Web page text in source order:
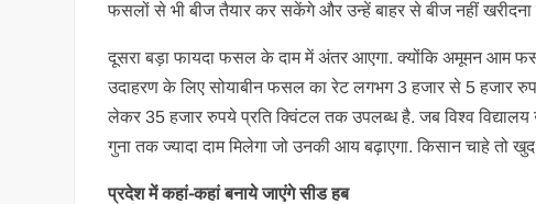
फसलों से भी बीज तैयार कर सकेंगे और उन्हें बाहर से बीज नहीं
दूसरा बड़ा फायदा फसल के दाम में अंतर आएगा. क्योंकि अमूमन आम
उदाहरण के लिए सोयाबीन फसल का रेट लगभग 3 हजार से 5 हजार
लेकर 35 हजार रुपये प्रति क्विंटल तक उपलब्ध है. जब विश्व
गुना तक ज्यादा दाम मिलेगा जो उनकी आय बढ़ाएगा. किसान चाहे तो
प्रदेश में कहां-कहां बनाये जाएंगे सीड हब